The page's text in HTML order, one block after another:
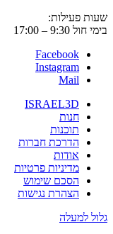
פעילות:
– 17:00
Facebook
Instagram
Mail
ISRAEL3D
חנות
תוכנות
הדרכת חברות
אודות
מדיניות פרטיות
הסכם שימוש
הצהרת נגישות
למעלה